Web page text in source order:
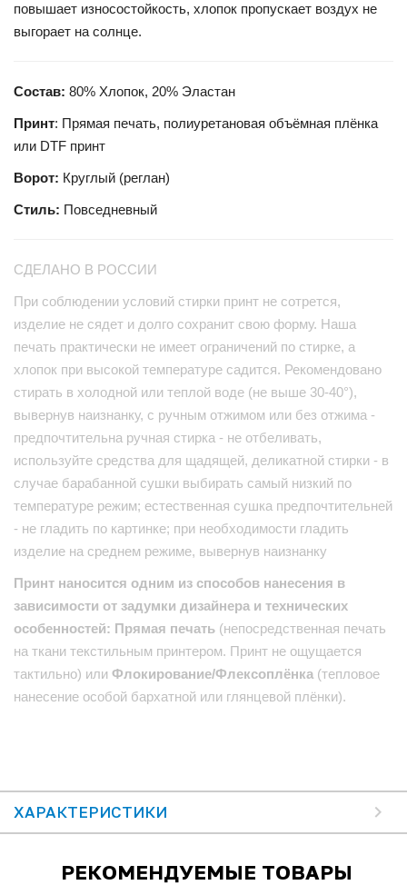
повышает износостойкость, хлопок пропускает воздух не
выгорает на солнце.
Состав: 80% Хлопок, 20% Эластан
Принт: Прямая печать, полиуретановая объёмная плёнка
или DTF принт
Ворот: Круглый (реглан)
Стиль: Повседневный
СДЕЛАНО В РОССИИ
При соблюдении условий стирки принт не сотрется,
изделие не сядет и долго сохранит свою форму. Наша
печать практически не имеет ограничений по стирке, а
хлопок при высокой температуре садится. Рекомендовано
стирать в холодной или теплой воде (не выше 30-40°),
вывернув наизнанку, с ручным отжимом или без отжима -
предпочтительна ручная стирка - не отбеливать,
используйте средства для щадящей, деликатной стирки - в
случае барабанной сушки выбирать самый низкий по
температуре режим; естественная сушка предпочтительней
- не гладить по картинке; при необходимости гладить
изделие на среднем режиме, вывернув наизнанку
Принт наносится одним из способов нанесения в
зависимости от задумки дизайнера и технических
особенностей: Прямая печать (непосредственная печать
на ткани текстильным принтером. Принт не ощущается
тактильно) или Флокирование/Флексоплёнка (тепловое
нанесение особой бархатной или глянцевой плёнки).
ХАРАКТЕРИСТИКИ
РЕКОМЕНДУЕМЫЕ ТОВАРЫ